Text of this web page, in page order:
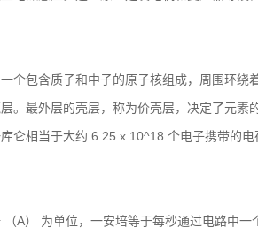
个包含质子和中子的原子核组成，周围环绕
。最外层的壳层，称为价壳层，决定了元素
仑相当于大约 6.25 x 10^18 个电子携带的
A） 为单位，一安培等于每秒通过电路中一